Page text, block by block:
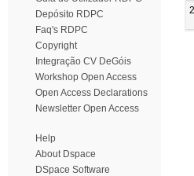
Depósito RDPC
Faq's RDPC
Copyright
Integração CV DeGóis
Workshop Open Access
Open Access Declarations
Newsletter Open Access
Help
About Dspace
DSpace Software